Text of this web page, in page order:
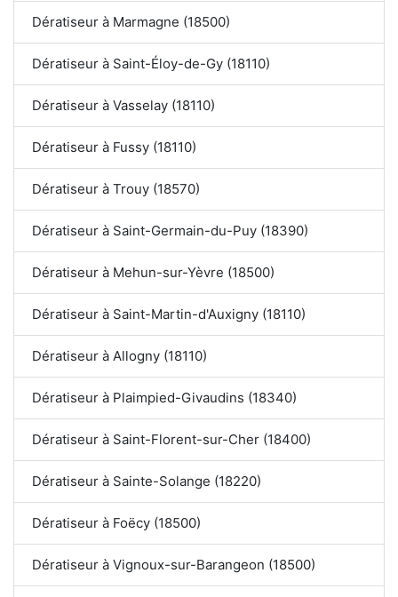
Dératiseur à Marmagne (18500)
Dératiseur à Saint-Éloy-de-Gy (18110)
Dératiseur à Vasselay (18110)
Dératiseur à Fussy (18110)
Dératiseur à Trouy (18570)
Dératiseur à Saint-Germain-du-Puy (18390)
Dératiseur à Mehun-sur-Yèvre (18500)
Dératiseur à Saint-Martin-d'Auxigny (18110)
Dératiseur à Allogny (18110)
Dératiseur à Plaimpied-Givaudins (18340)
Dératiseur à Saint-Florent-sur-Cher (18400)
Dératiseur à Sainte-Solange (18220)
Dératiseur à Foëcy (18500)
Dératiseur à Vignoux-sur-Barangeon (18500)